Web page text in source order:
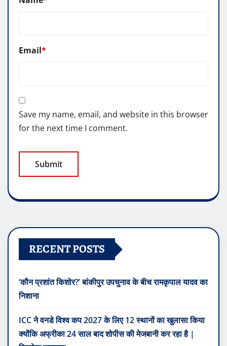
Email*
Save my name, email, and website in this browser
for the next time I comment.
RECENT POSTS
‘कौन प्रशांत किशोर?’ बांकीपुर उपचुनाव के बीच रामकृपाल यादव का
निशाना
ICC ने वनडे विश्व कप 2027 के लिए 12 स्थानों का खुलासा किया
क्योंकि अफ्रीका 24 साल बाद शोपीस की मेजबानी कर रहा है |